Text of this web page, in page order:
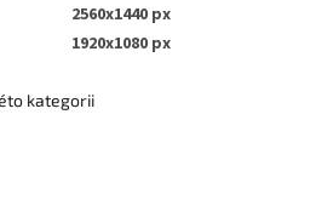
2560x1440 px
1920x1080 px
kategorii